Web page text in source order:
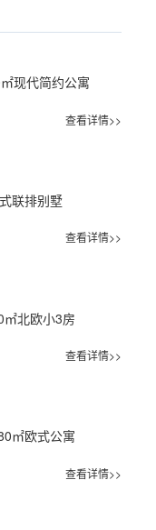
现代简约公寓
查看详情>>
联排别墅
查看详情>>
北欧小3房
查看详情>>
嘉园 180㎡欧式公寓
查看详情>>